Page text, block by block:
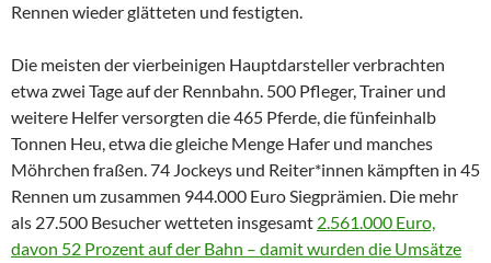
Rennen wieder glätteten und festigten.
Die meisten der vierbeinigen Hauptdarsteller verbrachten
etwa zwei Tage auf der Rennbahn. 500 Pfleger, Trainer und
weitere Helfer versorgten die 465 Pferde, die fünfeinhalb
Tonnen Heu, etwa die gleiche Menge Hafer und manches
Möhrchen fraßen. 74 Jockeys und Reiter*innen kämpften in 45
Rennen um zusammen 944.000 Euro Siegprämien. Die mehr
als 27.500 Besucher wetteten insgesamt 2.561.000 Euro,
davon 52 Prozent auf der Bahn – damit wurden die Umsätze